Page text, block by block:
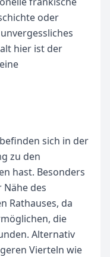
oder
hier ist der
sich in der
zu den
hast. Besonders
des
Rathauses, da
die
Alternativ
Vierteln wie